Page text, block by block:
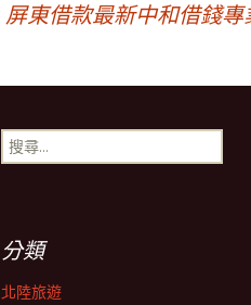
屏東借款最新中和借錢
搜
尋
分類
北陸旅遊